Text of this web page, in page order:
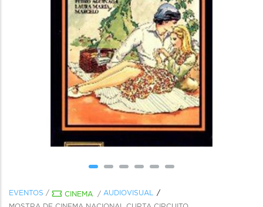
EVENTOS / CINEMA / AUDIOVISUAL